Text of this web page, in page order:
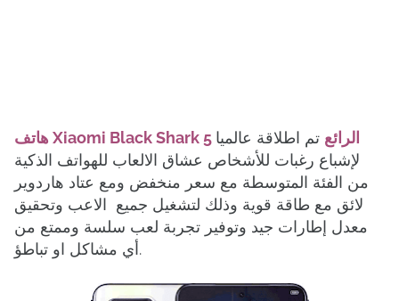
هاتف Xiaomi Black Shark 5 الرائع تم اطلاقة عالميا
لإشباع رغبات للأشخاص عشاق الالعاب للهواتف الذكية
من الفئة المتوسطة مع سعر منخفض ومع عتاد هاردوير
لائق مع طاقة قوية وذلك لتشغيل جميع الاعب وتحقيق
معدل إطارات جيد وتوفير تجربة لعب سلسة وممتع من
أي مشاكل او تباطؤ.